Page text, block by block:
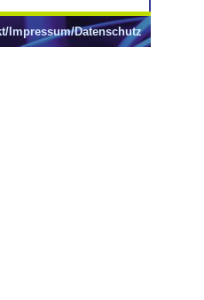
Impressum/Datenschutz